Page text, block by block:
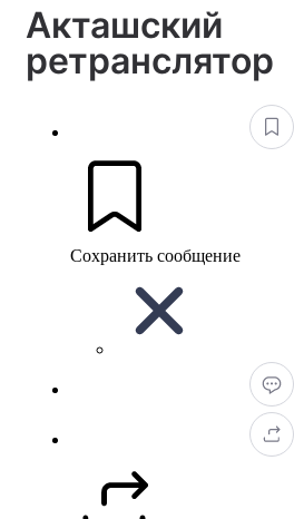
Акташский
ретранслятор
Сохранить сообщение